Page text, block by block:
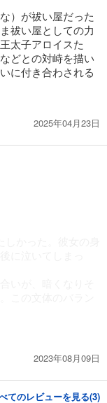
）が祓い屋だった
祓い屋としての力
太子アロイスた
どとの対峙を描い
に付き合わされる
2025年04月23日
2023年08月09日
てのレビューを見る(3)